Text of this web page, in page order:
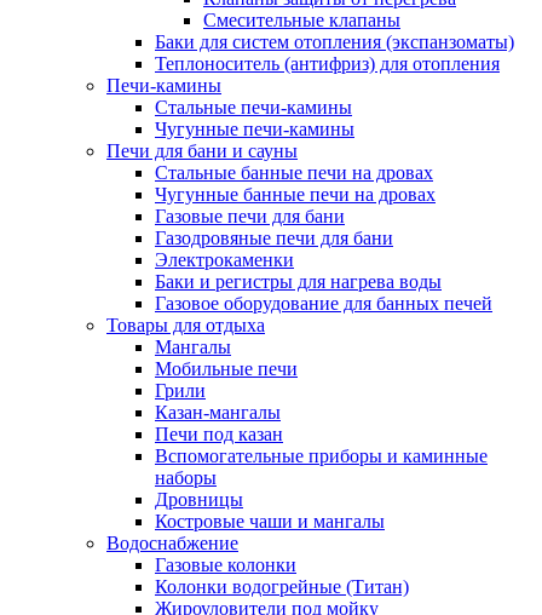
Смесительные клапаны
Баки для систем отопления (экспанзоматы)
Теплоноситель (антифриз) для отопления
Печи-камины
Стальные печи-камины
Чугунные печи-камины
Печи для бани и сауны
Стальные банные печи на дровах
Чугунные банные печи на дровах
Газовые печи для бани
Газодровяные печи для бани
Электрокаменки
Баки и регистры для нагрева воды
Газовое оборудование для банных печей
Товары для отдыха
Мангалы
Мобильные печи
Грили
Казан-мангалы
Печи под казан
Вспомогательные приборы и каминные
наборы
Дровницы
Костровые чаши и мангалы
Водоснабжение
Газовые колонки
Колонки водогрейные (Титан)
Жироуловители под мойку